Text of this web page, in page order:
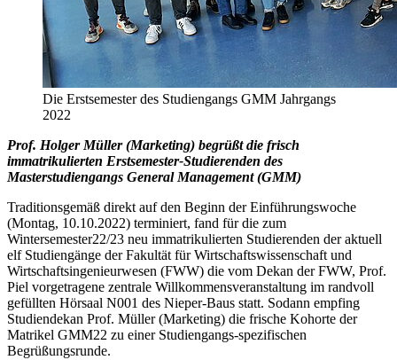
Die Erstsemester des Studiengangs GMM Jahrgangs
2022
Prof. Holger Müller (Marketing) begrüßt die frisch
immatrikulierten Erstsemester-Studierenden des
Masterstudiengangs General Management (GMM)
Traditionsgemäß direkt auf den Beginn der Einführungswoche
(Montag, 10.10.2022) terminiert, fand für die zum
Wintersemester22/23 neu immatrikulierten Studierenden der aktuell
elf Studiengänge der Fakultät für Wirtschaftswissenschaft und
Wirtschaftsingenieurwesen (FWW) die vom Dekan der FWW, Prof.
Piel vorgetragene zentrale Willkommensveranstaltung im randvoll
gefüllten Hörsaal N001 des Nieper-Baus statt. Sodann empfing
Studiendekan Prof. Müller (Marketing) die frische Kohorte der
Matrikel GMM22 zu einer Studiengangs-spezifischen
Begrüßungsrunde.